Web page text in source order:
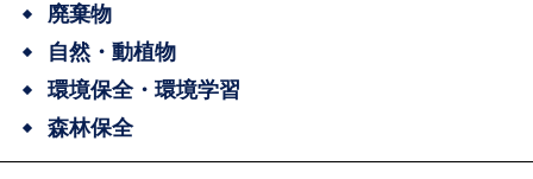
廃棄物
自然・動植物
環境保全・環境学習
森林保全